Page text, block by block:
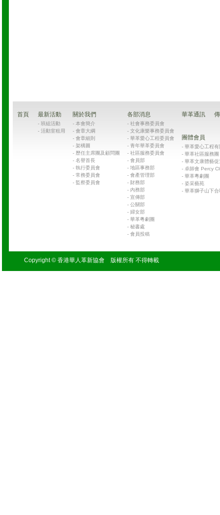
首頁 最新活動
- 班組活動
- 活動室租用
關於我們
- 本會簡介
- 會章大綱
- 會章細則
- 架構圖
- 歷任主席團及顧問團
- 名譽首長
- 執行委員會
- 常務委員會
- 監察委員會
各部消息
- 社會事務委員會
- 文化康樂事務委員會
- 華革愛心工程委員會
- 青年華革委員會
- 社區服務委員會
- 會員部
- 地區事務部
- 會產管理部
- 財務部
- 內務部
- 宣傳部
- 公關部
- 婦女部
- 華革粵劇團
- 秘書處
- 會員投稿
華革通訊
團體會員
- 華革愛心工程
- 華革社區服務
- 華革文康體藝促
- 卓師會 Percy
- 華革粵劇團
- 姿采藝苑
- 華革獅子山下
Copyright © 香港華人革新協會 版權所有 不得轉載